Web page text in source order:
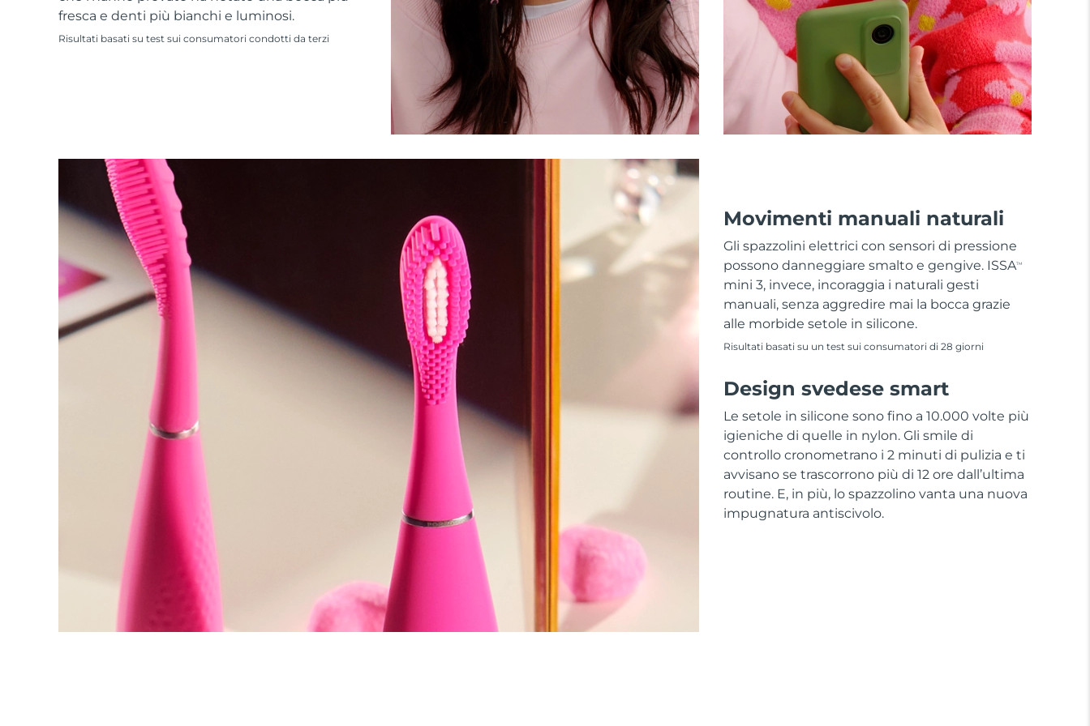
fresca e denti più bianchi e luminosi.
Risultati basati su test sui consumatori condotti da terzi
Movimenti manuali naturali
Gli spazzolini elettrici con sensori di pressione
possono danneggiare smalto e gengive. ISSATM
mini 3, invece, incoraggia i naturali gesti
manuali, senza aggredire mai la bocca grazie
alle morbide setole in silicone.
Risultati basati su un test sui consumatori di 28 giorni
Design svedese smart
Le setole in silicone sono fino a 10.000 volte più
igieniche di quelle in nylon. Gli smile di
controllo cronometrano i 2 minuti di pulizia e ti
avvisano se trascorrono più di 12 ore dall’ultima
routine. E, in più, lo spazzolino vanta una nuova
impugnatura antiscivolo.
All acne treatment devices
All revitalizing eye massagers
Skincare KIWI™
Advanced pore care essentials
Serum
For healthy hair
issa™ Teeth Whitening Gel
18% PAP
APP FOREO
CHI SIAMO